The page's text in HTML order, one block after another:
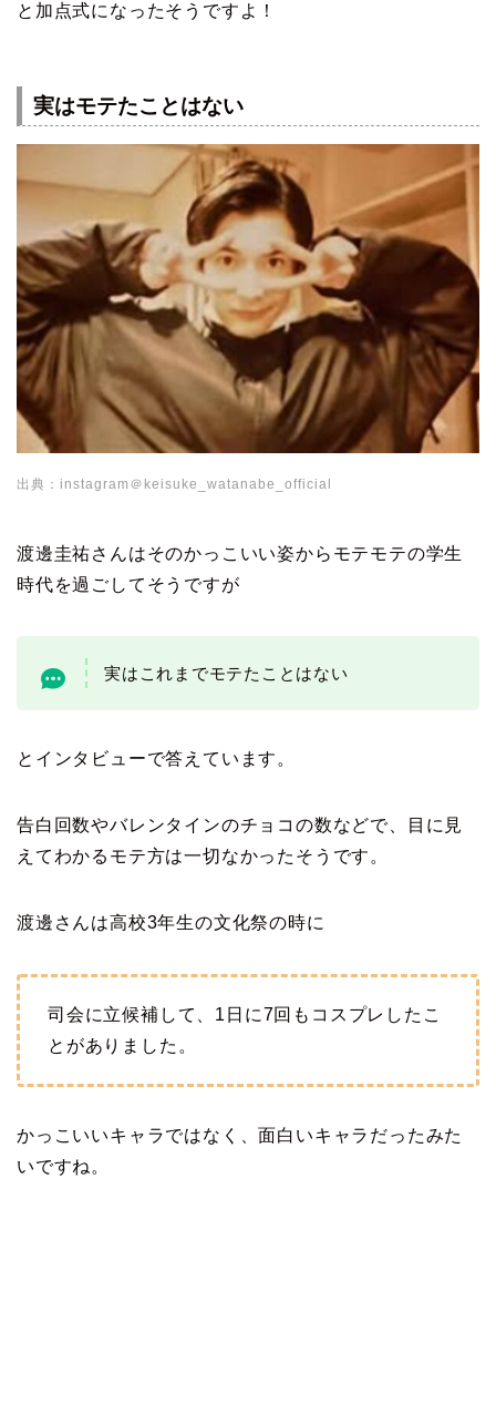
と加点式になったそうですよ！
実はモテたことはない
出典：instagram＠keisuke_watanabe_official
渡邊圭祐さんはそのかっこいい姿からモテモテの学生
時代を過ごしてそうですが
実はこれまでモテたことはない
とインタビューで答えています。
告白回数やバレンタインのチョコの数などで、目に見
えてわかるモテ方は一切なかったそうです。
渡邊さんは高校3年生の文化祭の時に
司会に立候補して、1日に7回もコスプレしたこ
とがありました。
かっこいいキャラではなく、面白いキャラだったみた
いですね。